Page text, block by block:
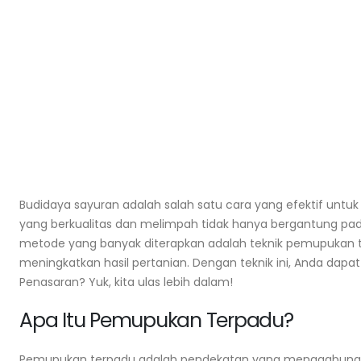
Budidaya sayuran adalah salah satu cara yang efektif
yang berkualitas dan melimpah tidak hanya bergantung
metode yang banyak diterapkan adalah teknik
meningkatkan hasil pertanian. Dengan teknik ini, Anda
Penasaran? Yuk, kita ulas lebih dalam!
Apa Itu Pemupukan Terpadu?
Pupuk Kompos Padat untuk Sayur:
Takaran per Polybag
August 3, 2026
Drainase Kebun Menurun: Cara Buat